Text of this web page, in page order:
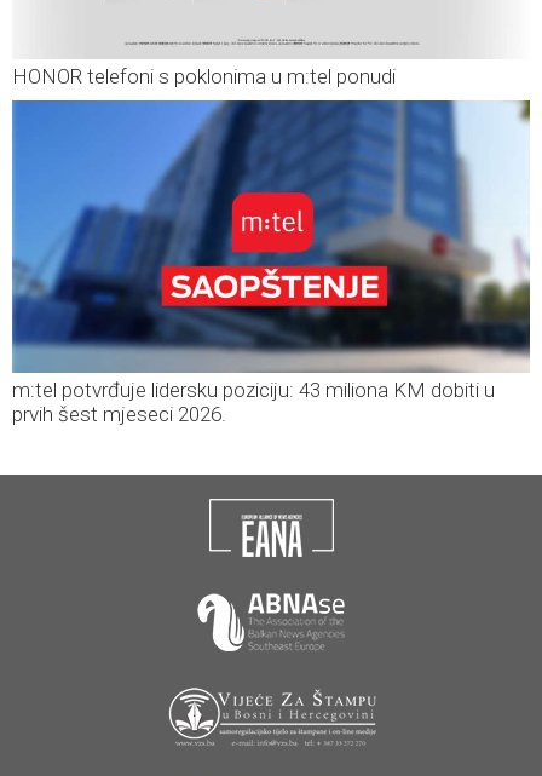
HONOR telefoni s poklonima u m:tel ponudi
m:tel potvrđuje lidersku poziciju: 43 miliona KM dobiti u
prvih šest mjeseci 2026.